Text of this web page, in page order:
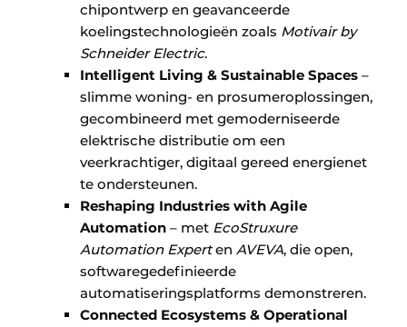
chipontwerp en geavanceerde
koelingstechnologieën zoals Motivair by
Schneider Electric.
Intelligent Living & Sustainable Spaces –
slimme woning- en prosumeroplossingen,
gecombineerd met gemoderniseerde
elektrische distributie om een
veerkrachtiger, digitaal gereed energienet
te ondersteunen.
Reshaping Industries with Agile
Automation – met EcoStruxure
Automation Experten AVEVA, die open,
softwaregedefinieerde
automatiseringsplatforms demonstreren.
Connected Ecosystems & Operational